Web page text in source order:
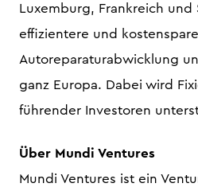
Luxemburg, Frankreich und
effizientere und
Autoreparaturabwicklung
ganz Europa. Dabei wird
führender Investoren
Über Mundi Ventures
Mundi Ventures ist ein